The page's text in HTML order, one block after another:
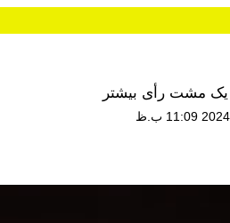
مشت رأی بیشتر